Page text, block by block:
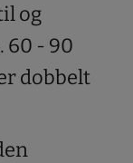
og
60 - 90
dobbelt